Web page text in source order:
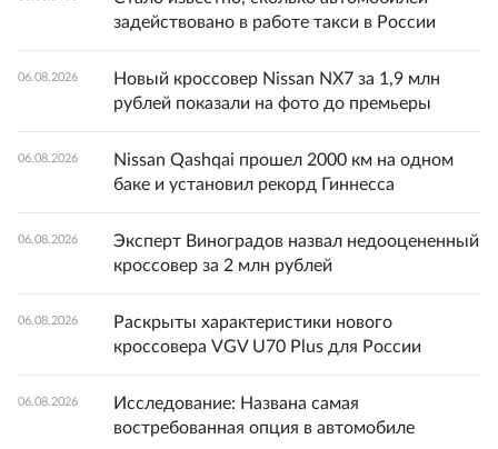
задействовано в работе такси в России
06.08.2026
Новый кроссовер Nissan NX7 за 1,9 млн
рублей показали на фото до премьеры
06.08.2026
Nissan Qashqai прошел 2000 км на одном
баке и установил рекорд Гиннесса
06.08.2026
Эксперт Виноградов назвал недооцененный
кроссовер за 2 млн рублей
06.08.2026
Раскрыты характеристики нового
кроссовера VGV U70 Plus для России
06.08.2026
Исследование: Названа самая
востребованная опция в автомобиле